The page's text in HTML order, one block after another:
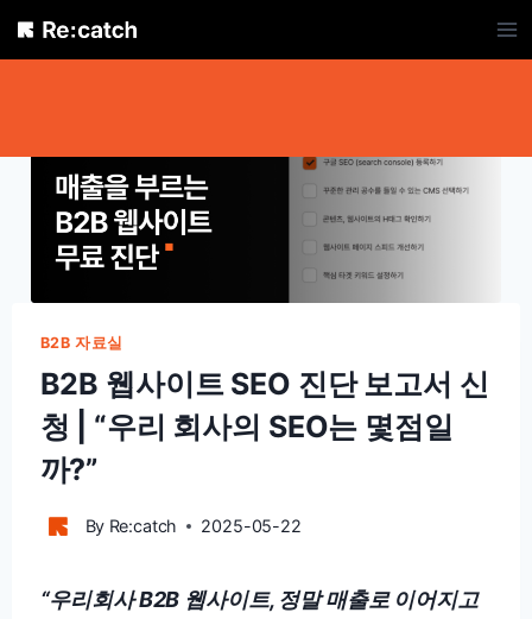
Skip
B2B 자료실
B2B 웹사이트 SEO 진단 보고서 신
청 | “우리 회사의 SEO는 몇점일
까?”
By Re:catch 2025-05-22
“우리회사 B2B 웹사이트, 정말 매출로 이어지고